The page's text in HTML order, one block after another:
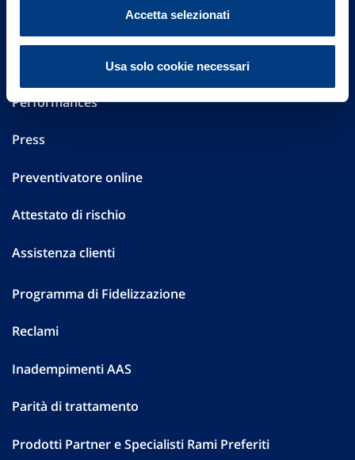
Accetta selezionati
Usa solo cookie necessari
Performances
Press
Preventivatore online
Attestato di rischio
Assistenza clienti
Programma di Fidelizzazione
Reclami
Inadempimenti AAS
Parità di trattamento
Prodotti Partner e Specialisti Rami Preferiti